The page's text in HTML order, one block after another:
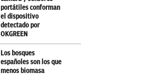
portátiles conforman
el dispositivo
detectado por
OKGREEN
Los bosques
españoles son los que
menos biomasa